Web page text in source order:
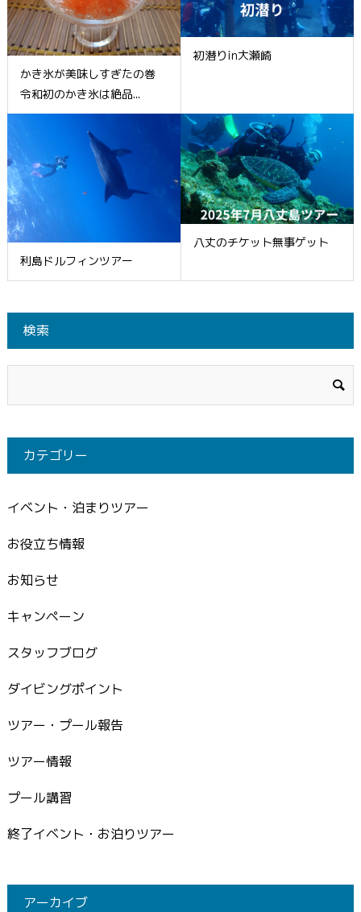
かき氷が美味しすぎたの巻
令和初のかき氷は絶品...
初潜りin大瀬崎
利島ドルフィンツアー
八丈のチケット無事ゲット
検索
カテゴリー
イベント・泊まりツアー
お役立ち情報
お知らせ
キャンペーン
スタッフブログ
ダイビングポイント
ツアー・プール報告
ツアー情報
プール講習
終了イベント・お泊りツアー
アーカイブ